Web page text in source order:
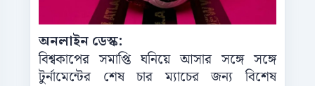
অনলাইন ডেস্ক:
বিশ্বকাপের সমাপ্তি ঘনিয়ে আসার সঙ্গে সঙ্গে
টুর্নামেন্টের শেষ চার ম্যাচের জন্য বিশেষ